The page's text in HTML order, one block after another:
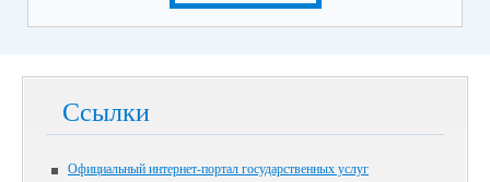
Ссылки
Официальный интернет-портал государственных услуг